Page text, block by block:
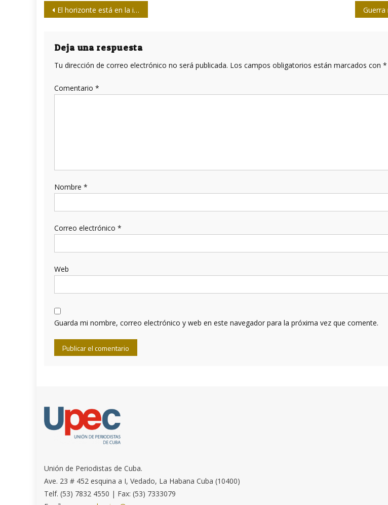
Navegación
entradas
El horizonte está en la integración comunicacional
Deja una respuesta
Tu dirección de correo electrónico no será publicada. Los campos obligatorios están marcados con *
Comentario *
Nombre *
Correo electrónico *
Web
Guarda mi nombre, correo electrónico y web en este navegador para la próxima vez que comente.
Unión de Periodistas de Cuba.
Ave. 23 # 452 esquina a I, Vedado, La Habana Cuba (10400)
Telf. (53) 7832 4550 | Fax: (53) 7333079